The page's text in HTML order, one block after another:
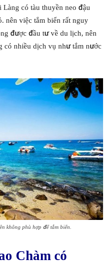
có tàu thuyền neo đậu
nên việc tắm biển rất nguy
được đầu tư về du lịch, nên
có nhiều dịch vụ như tắm nước
không phù hợp để tắm biển.
Chàm có